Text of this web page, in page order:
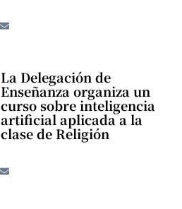
La Delegación de
Enseñanza organiza un
curso sobre inteligencia
artificial aplicada a la
clase de Religión